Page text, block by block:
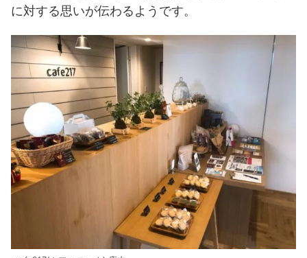
に対する思いが伝わるようです。